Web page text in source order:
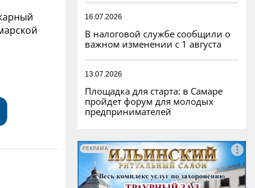
16.07.2026
В налоговой службе сообщили о
важном изменении с 1 августа
13.07.2026
Площадка для старта: в Самаре
пройдет форум для молодых
предпринимателей
РЕКЛАМА